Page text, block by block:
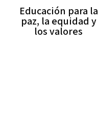
Educación para la
paz, la equidad y
los valores